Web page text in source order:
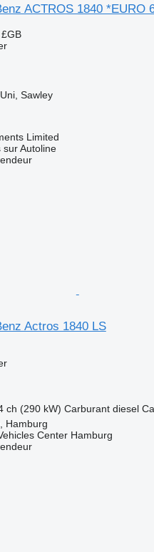
ACTROS 1840 *EURO
Sawley
Limited
Autoline
Actros 1840 LS
ch (290 kW) Carburant diesel
Hamburg
Center Hamburg